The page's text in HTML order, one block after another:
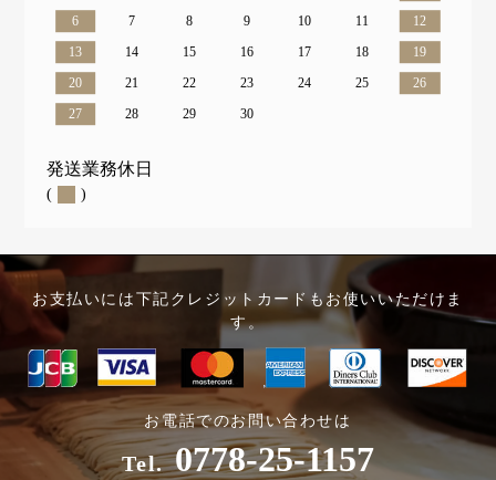
6
7 8 9 10 11
12
13
14 15 16 17 18
19
20
21 22 23 24 25
26
27
28 29 30
発送業務休日
( )
お支払いには下記クレジットカードもお使いいただけま
す。
お電話でのお問い合わせは
Tel. 0778-25-1157